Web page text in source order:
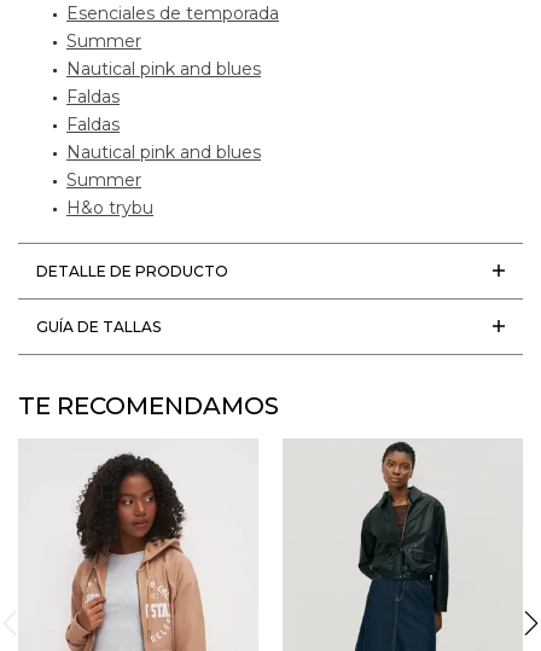
Esenciales de temporada
Summer
Nautical pink and blues
Faldas
Faldas
Nautical pink and blues
Summer
H&o trybu
DETALLE DE PRODUCTO
GUÍA DE TALLAS
TE RECOMENDAMOS